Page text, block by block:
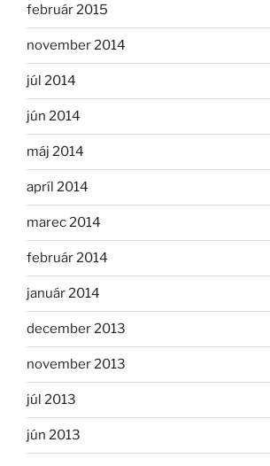
február 2015
november 2014
júl 2014
jún 2014
máj 2014
apríl 2014
marec 2014
február 2014
január 2014
december 2013
november 2013
júl 2013
jún 2013